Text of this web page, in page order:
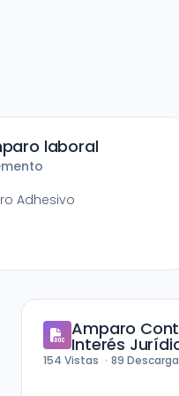
laboral
Adhesivo
Amparo
Interés
154 Vistas 89